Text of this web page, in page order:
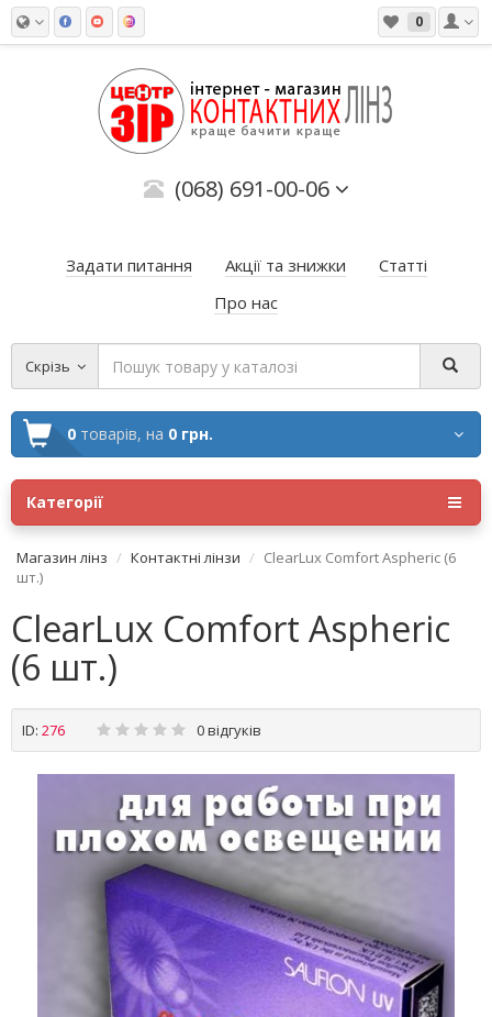
0
(068) 691-00-06
Задати питання Акції та знижки
Статті
Про нас
Скрізь
0 товарів, на 0 грн.
Категорії
Магазин лінз Контактні лінзи
ClearLux Comfort Aspheric (6
шт.)
ClearLux Comfort Aspheric
(6 шт.)
ID: 276 0 відгуків